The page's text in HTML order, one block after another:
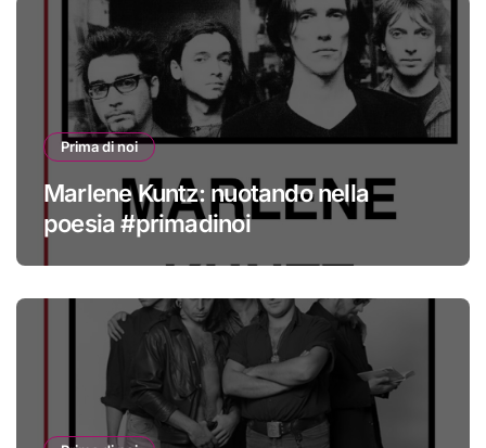
Prima di noi
Marlene Kuntz: nuotando nella
poesia #primadinoi